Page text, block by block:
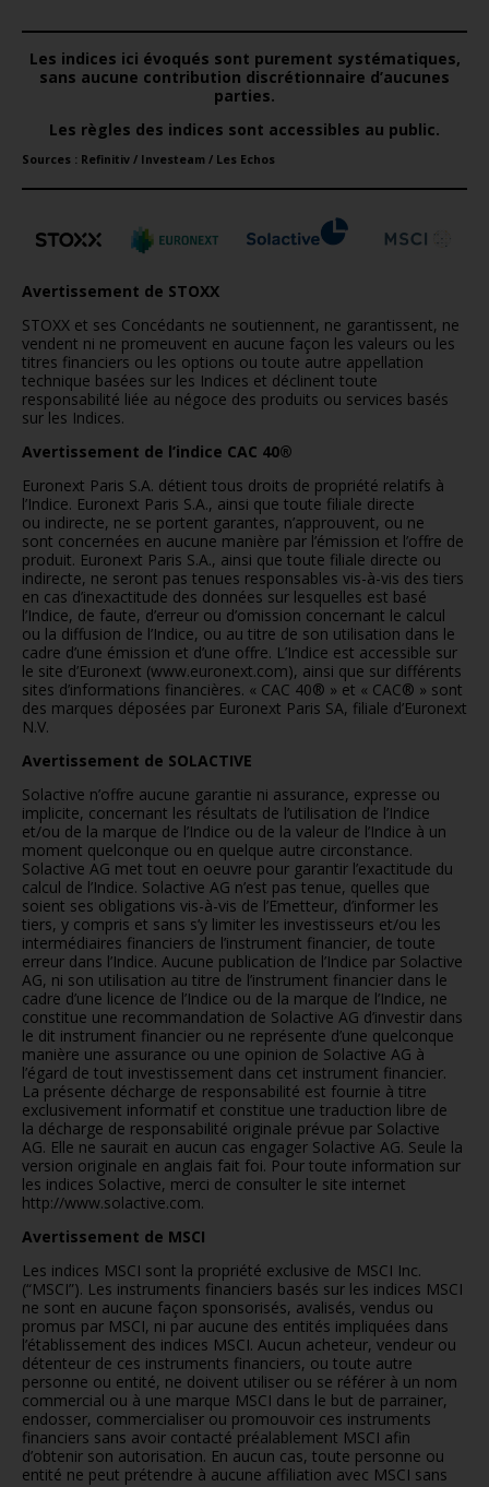
Les indices ici évoqués sont purement systématiques,
sans aucune contribution discrétionnaire d’aucunes
parties.
Les règles des indices sont accessibles au public.
Sources : Refinitiv / Investeam / Les Echos
Avertissement de STOXX
STOXX et ses Concédants ne soutiennent, ne garantissent, ne
vendent ni ne promeuvent en aucune façon les valeurs ou les
titres financiers ou les options ou toute autre appellation
technique basées sur les Indices et déclinent toute
responsabilité liée au négoce des produits ou services basés
sur les Indices.
Avertissement de l’indice CAC 40®
Euronext Paris S.A. détient tous droits de propriété relatifs à
l’Indice. Euronext Paris S.A., ainsi que toute filiale directe
ou indirecte, ne se portent garantes, n’approuvent, ou ne
sont concernées en aucune manière par l’émission et l’offre de
produit. Euronext Paris S.A., ainsi que toute filiale directe ou
indirecte, ne seront pas tenues responsables vis-à-vis des tiers
en cas d’inexactitude des données sur lesquelles est basé
l’Indice, de faute, d’erreur ou d’omission concernant le calcul
ou la diffusion de l’Indice, ou au titre de son utilisation dans le
cadre d’une émission et d’une offre. L’Indice est accessible sur
le site d’Euronext (www.euronext.com), ainsi que sur différents
sites d’informations financières. « CAC 40® » et « CAC® » sont
des marques déposées par Euronext Paris SA, filiale d’Euronext
N.V.
Avertissement de SOLACTIVE
Solactive n’offre aucune garantie ni assurance, expresse ou
implicite, concernant les résultats de l’utilisation de l’Indice
et/ou de la marque de l’Indice ou de la valeur de l’Indice à un
moment quelconque ou en quelque autre circonstance.
Solactive AG met tout en oeuvre pour garantir l’exactitude du
calcul de l’Indice. Solactive AG n’est pas tenue, quelles que
soient ses obligations vis-à-vis de l’Emetteur, d’informer les
tiers, y compris et sans s’y limiter les investisseurs et/ou les
intermédiaires financiers de l’instrument financier, de toute
erreur dans l’Indice. Aucune publication de l’Indice par Solactive
AG, ni son utilisation au titre de l’instrument financier dans le
cadre d’une licence de l’Indice ou de la marque de l’Indice, ne
constitue une recommandation de Solactive AG d’investir dans
le dit instrument financier ou ne représente d’une quelconque
manière une assurance ou une opinion de Solactive AG à
l’égard de tout investissement dans cet instrument financier.
La présente décharge de responsabilité est fournie à titre
exclusivement informatif et constitue une traduction libre de
la décharge de responsabilité originale prévue par Solactive
AG. Elle ne saurait en aucun cas engager Solactive AG. Seule la
version originale en anglais fait foi. Pour toute information sur
les indices Solactive, merci de consulter le site internet
http://www.solactive.com.
Avertissement de MSCI
Les indices MSCI sont la propriété exclusive de MSCI Inc.
(“MSCI”). Les instruments financiers basés sur les indices MSCI
ne sont en aucune façon sponsorisés, avalisés, vendus ou
promus par MSCI, ni par aucune des entités impliquées dans
l’établissement des indices MSCI. Aucun acheteur, vendeur ou
détenteur de ces instruments financiers, ou toute autre
personne ou entité, ne doivent utiliser ou se référer à un nom
commercial ou à une marque MSCI dans le but de parrainer,
endosser, commercialiser ou promouvoir ces instruments
financiers sans avoir contacté préalablement MSCI afin
d’obtenir son autorisation. En aucun cas, toute personne ou
entité ne peut prétendre à aucune affiliation avec MSCI sans